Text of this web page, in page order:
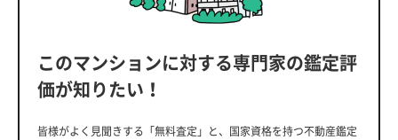
このマンションに対する専門家の鑑定評
価が知りたい！
皆様がよく見聞きする「無料査定」と、国家資格を持つ不動産鑑定